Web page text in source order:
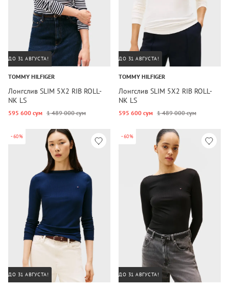
ДО 31 АВГУСТА!
TOMMY HILFIGER
Лонгслив SLIM 5X2 RIB ROLL-
NK LS
595 600 сум 1 489 000 сум
ДО 31 АВГУСТА!
TOMMY HILFIGER
Лонгслив SLIM 5X2 RIB ROLL-
NK LS
595 600 сум 1 489 000 сум
-60%
ДО 31 АВГУСТА!
-60%
ДО 31 АВГУСТА!